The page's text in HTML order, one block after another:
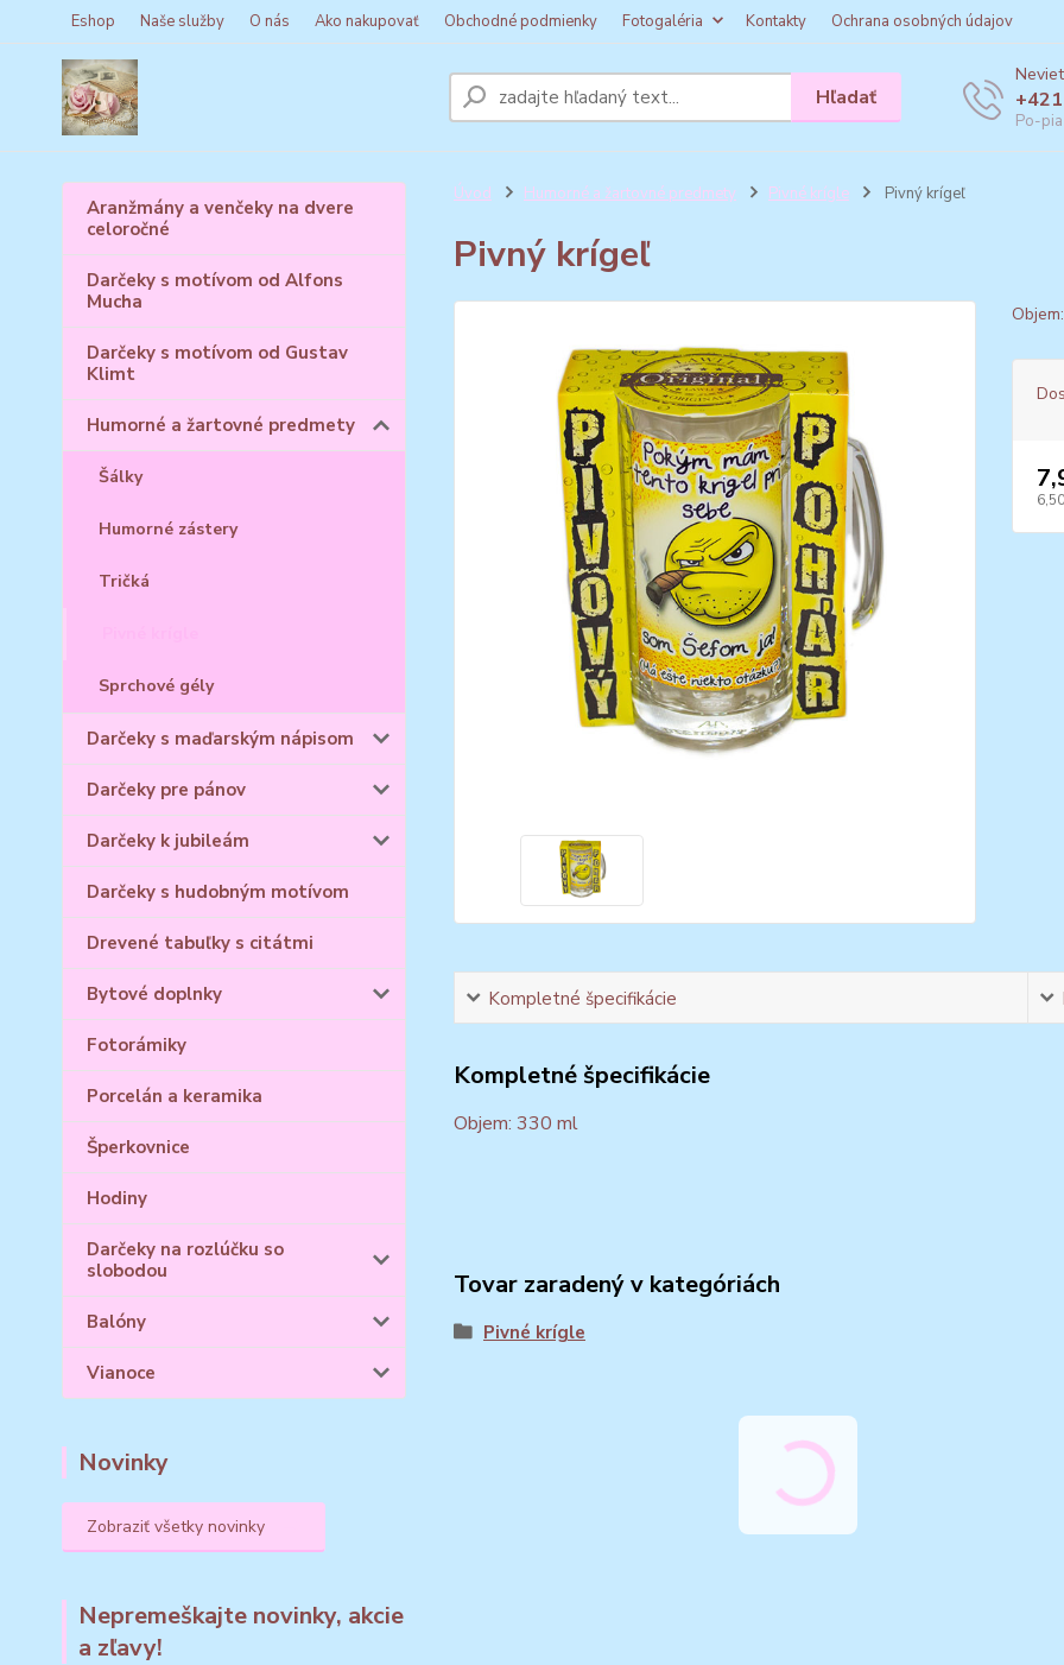
Eshop Naše služby O nás Ako nakupovať Obchodné podmienky Fotogaléria Kontakty Ochrana osobných údajov
Hľadať
Po-
Aranžmány a venčeky na dvere
celoročné
Darčeky s motívom od Alfons
Mucha
Darčeky s motívom od Gustav
Klimt
Humorné a žartovné predmety
Šálky
Humorné zástery
Tričká
Sprchové gély
Darčeky s maďarským nápisom
Darčeky pre pánov
Darčeky k jubileám
Darčeky s hudobným motívom
Drevené tabuľky s citátmi
Bytové doplnky
Fotorámiky
Porcelán a keramika
Šperkovnice
Hodiny
Darčeky na rozlúčku so
slobodou
Balóny
Vianoce
Novinky
Zobraziť všetky novinky
Nepremeškajte novinky, akcie
a zľavy!
Úvod Humorné a žartovné predmety Pivné krígle Pivný krígeľ
Pivný krígeľ
Kompletné špecifikácie
Kompletné špecifikácie
Objem: 330 ml
Tovar zaradený v kategóriách
Pivné krígle